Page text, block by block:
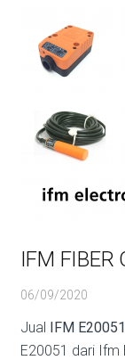
IFM FIBER
06/09/2020
Jual IFM E20051
E20051 dari Ifm